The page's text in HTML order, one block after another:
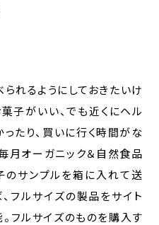
れるようにしておきたいけ
子がいい、でも近くにヘル
たり、買いに行く時間がな
月オーガニック＆自然食品
のサンプルを箱に入れて送
フルサイズの製品をサイト
フルサイズのものを購入す